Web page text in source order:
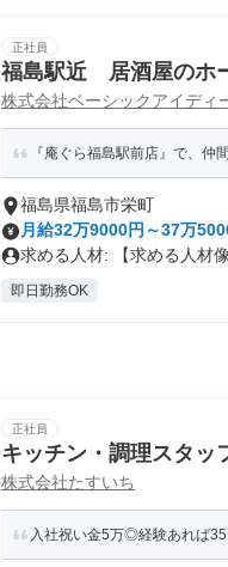
正社員
福島駅近 居酒屋のホ
株式会社ベーシックアイディ
『庵ぐら福島駅前店』で、
福島県福島市栄町
月給32万9000円～37万
求める人材: 【求める人材
即日勤務OK
正社員
キッチン・調理スタッ
株式会社たすいち
入社祝い金5万◎経験あれば